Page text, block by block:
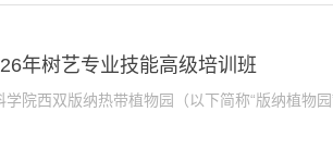
年树艺专业技能高级培训班
院西双版纳热带植物园（以下简称“版纳植物